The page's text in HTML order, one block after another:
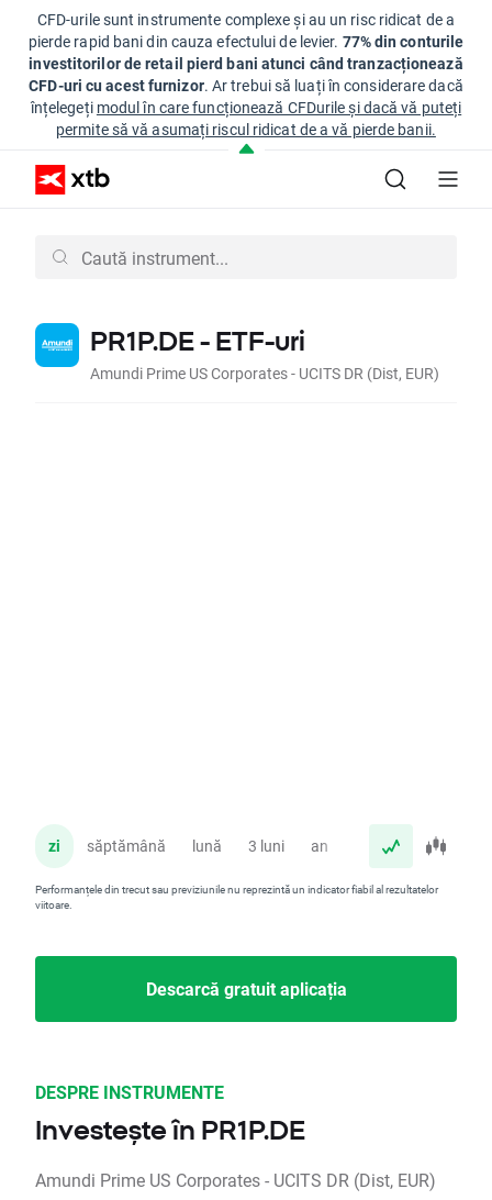
CFD-urile sunt instrumente complexe și au un risc ridicat de a
pierde rapid bani din cauza efectului de levier. 77% din conturile
investitorilor de retail pierd bani atunci când tranzacționează
CFD-uri cu acest furnizor. Ar trebui să luați în considerare dacă
înțelegeți modul în care funcționează CFDurile și dacă vă puteți
permite să vă asumați riscul ridicat de a vă pierde banii.
PR1P.DE - ETF-uri
Amundi Prime US Corporates - UCITS DR (Dist, EUR)
zi săptămână lună 3 luni an
Performanțele din trecut sau previziunile nu reprezintă un indicator fiabil al rezultatelor
viitoare.
Descarcă gratuit aplicația
DESPRE INSTRUMENTE
Investește în PR1P.DE
Amundi Prime US Corporates - UCITS DR (Dist, EUR)